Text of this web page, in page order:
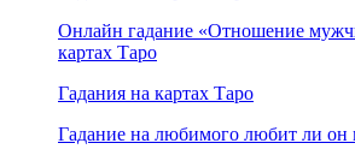
Онлайн гадание «Отношение
картах Таро
Гадания на картах Таро
Гадание на любимого любит ли он